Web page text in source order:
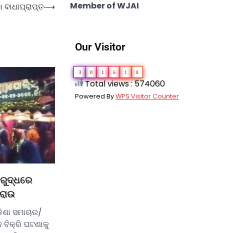
ବାଧାପ୍ରାପ୍ତ⟶
ସମାଚାର/
ବିକ୍ରି ଘଟଣାକୁ
Member of WJAI
Our Visitor
3 0 1 6 1 8
Total views : 574060
Powered ByWPS Visitor Counter